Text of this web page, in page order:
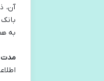
آن،
به
مدت